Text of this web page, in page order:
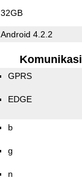
32GB
Android 4.2.2
Komunikasi
GPRS
EDGE
b
g
n